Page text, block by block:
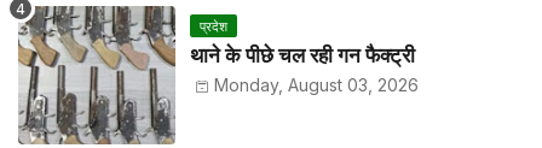
प्रदेश
थाने के पीछे चल रही गन फैक्ट्री
Monday, August 03, 2026